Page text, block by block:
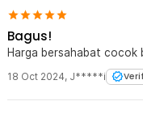
Bagus!
Harga bersahabat
18 Oct 2024, J*****i